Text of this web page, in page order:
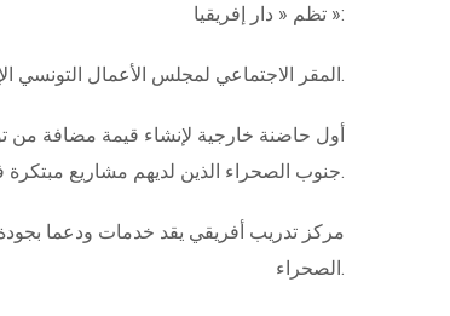
تظم « دار إفريقيا »:
المقر الاجتماعي لمجلس الأعمال التونسي الإفريقي.
جنوب الصحراء الذين لديهم مشاريع مبتكرة في إفريقيا.
الصحراء.